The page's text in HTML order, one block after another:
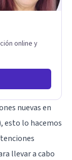
online y
nuevas en
esto lo hacemos
llevar a cabo